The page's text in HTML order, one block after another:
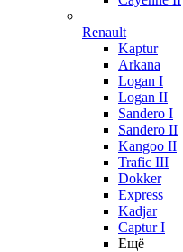
Renault
Kaptur
Arkana
Logan I
Logan II
Sandero I
Sandero II
Kangoo II
Trafic III
Dokker
Express
Kadjar
Captur I
Ещё